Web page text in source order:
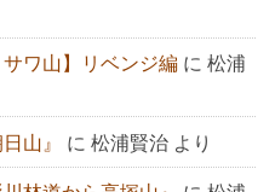
ワ山】リベンジ編 に松浦
山』 に松浦賢治 より